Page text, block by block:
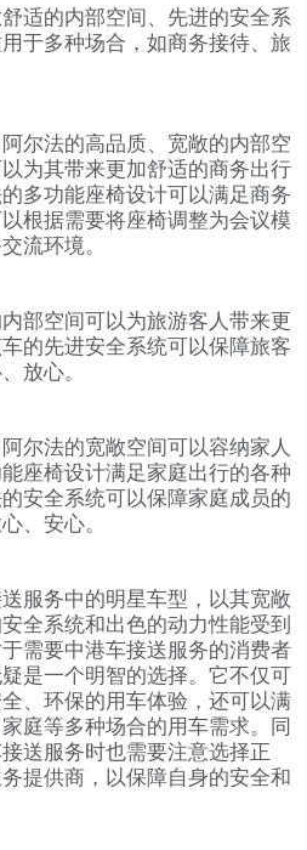
适的内部空间、先进的安全系
于多种场合，如商务接待、旅
尔法的高品质、宽敞的内部空
为其带来更加舒适的商务出行
多功能座椅设计可以满足商务
根据需要将座椅调整为会议模
流环境。
部空间可以为旅游客人带来更
的先进安全系统可以保障旅客
放心。
尔法的宽敞空间可以容纳家人
座椅设计满足家庭出行的各种
安全系统可以保障家庭成员的
、安心。
服务中的明星车型，以其宽敞
全系统和出色的动力性能受到
需要中港车接送服务的消费者
是一个明智的选择。它不仅可
、环保的用车体验，还可以满
庭等多种场合的用车需求。同
送服务时也需要注意选择正
提供商，以保障自身的安全和